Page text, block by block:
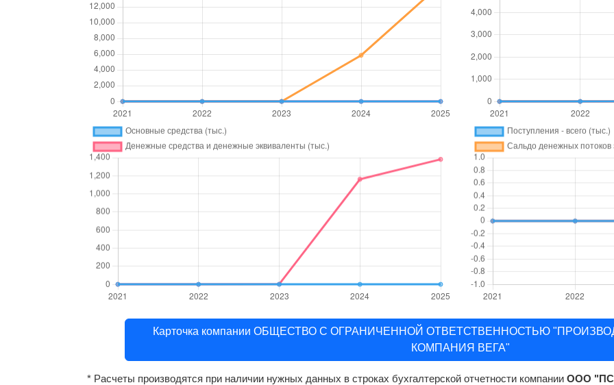
Карточка компании ОБЩЕСТВО С ОГРАНИЧЕННОЙ ОТВЕТСТВЕННОСТЬЮ
КОМПАНИЯ ВЕГА"
* Расчеты производятся при наличии нужных данных в строках бухгалтерской отчетности компании ООО